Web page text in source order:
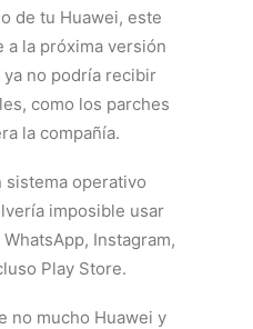
de tu Huawei, este
a la próxima versión
ya no podría recibir
como los parches
la compañía.
sistema operativo
imposible usar
Instagram,
Play Store.
no mucho Huawei y